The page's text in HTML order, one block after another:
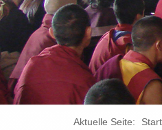
Aktuelle Seite: